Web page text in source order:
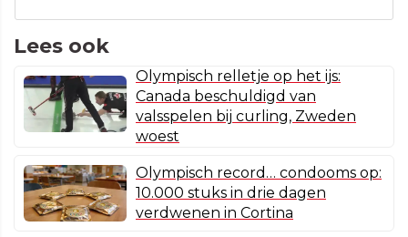
Lees ook
Olympisch relletje op het ijs:
Canada beschuldigd van
valsspelen bij curling, Zweden
woest
Olympisch record… condooms op:
10.000 stuks in drie dagen
verdwenen in Cortina